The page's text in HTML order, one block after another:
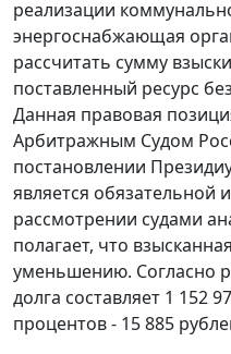
реализации
энергоснабжающая
рассчитать сумму
поставленный ресурс
Данная правовая
Арбитражным Судом
постановлении
является
рассмотрении судами
полагает, что
уменьшению. Согласно
долга составляет 1 152
процентов - 15 885